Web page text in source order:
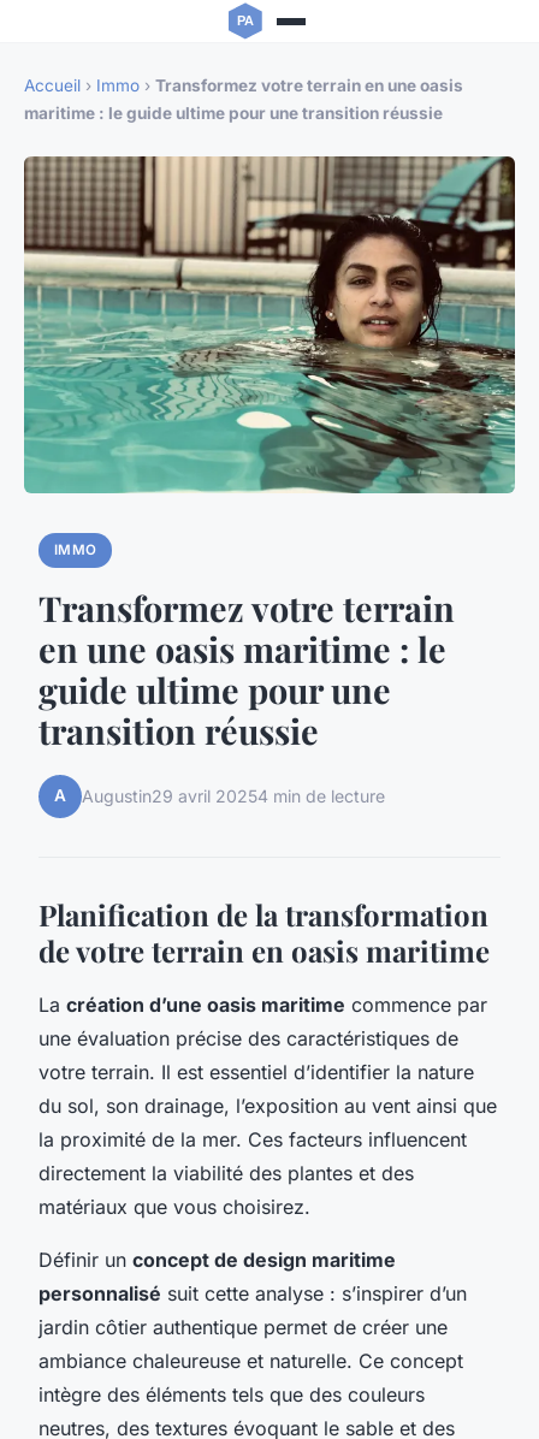
Accueil › Immo › Transformez votre terrain en une oasis
maritime : le guide ultime pour une transition réussie
IMMO
Transformez votre terrain
en une oasis maritime : le
guide ultime pour une
transition réussie
A Augustin29 avril 20254 min de lecture
Planification de la transformation
de votre terrain en oasis maritime
La création d’une oasis maritime commence par
une évaluation précise des caractéristiques de
votre terrain. Il est essentiel d’identifier la nature
du sol, son drainage, l’exposition au vent ainsi que
la proximité de la mer. Ces facteurs influencent
directement la viabilité des plantes et des
matériaux que vous choisirez.
Définir un concept de design maritime
personnalisé suit cette analyse : s’inspirer d’un
jardin côtier authentique permet de créer une
ambiance chaleureuse et naturelle. Ce concept
intègre des éléments tels que des couleurs
neutres, des textures évoquant le sable et des